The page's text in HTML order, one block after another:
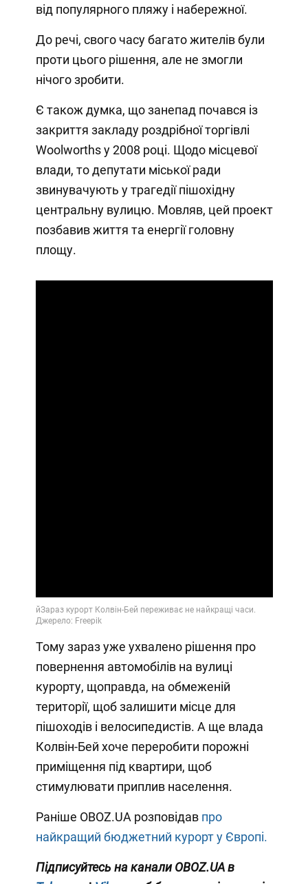
від популярного пляжу і набережної.
До речі, свого часу багато жителів були
проти цього рішення, але не змогли
нічого зробити.
Є також думка, що занепад почався із
закриття закладу роздрібної торгівлі
Woolworths у 2008 році. Щодо місцевої
влади, то депутати міської ради
звинувачують у трагедії пішохідну
центральну вулицю. Мовляв, цей проект
позбавив життя та енергії головну
площу.
Тому зараз уже ухвалено рішення про
повернення автомобілів на вулиці
курорту, щоправда, на обмеженій
території, щоб залишити місце для
пішоходів і велосипедистів. А ще влада
Колвін-Бей хоче переробити порожні
приміщення під квартири, щоб
стимулювати приплив населення.
Раніше OBOZ.UA розповідав про
найкращий бюджетний курорт у Європі.
Підписуйтесь на канали OBOZ.UA в